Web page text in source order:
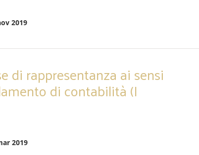
2019
di rappresentanza ai sensi
di contabilità (I
2019